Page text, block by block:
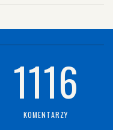
1116
KOMENTARZY